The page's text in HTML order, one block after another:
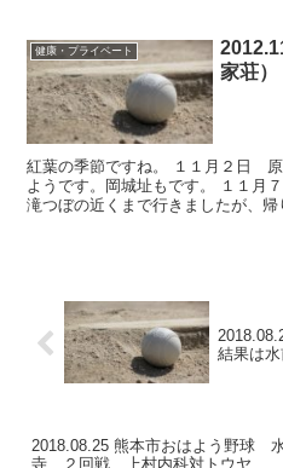
健康・プライベート
家荘）
紅葉の季節ですね。 １１月２日
ようです。岡城址もです。 １１月
滝つぼの近くまで行きましたが、帰
結果は
2018.08.25 熊本市おはよう野球 水前
寺 ２回戦 上村内科対トウヤ